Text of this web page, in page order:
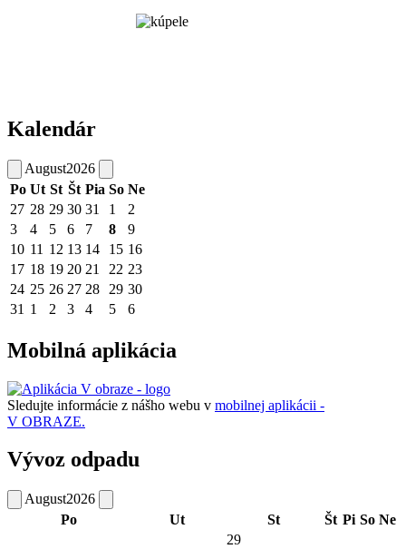
Kalendár
August2026
Po Ut St Št Pia So Ne
27 28 29 30 31 1
2
3
4 5 6 7 8
9
10 11 12 13 14 15 16
17 18 19 20 21 22 23
24 25 26 27 28 29 30
31 1 2 3 4 5 6
Mobilná aplikácia
Sledujte informácie z nášho webu v mobilnej aplikácii -
V OBRAZE.
Vývoz odpadu
August2026
Po
Ut St Št Pi So Ne
29